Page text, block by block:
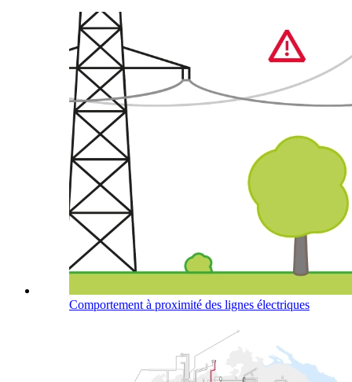
Comportement à proximité des lignes électriques